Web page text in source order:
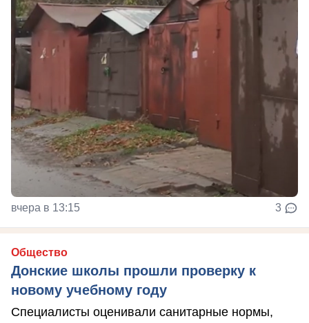
вчера в 13:15 3
Общество
Донские школы прошли проверку к
новому учебному году
Специалисты оценивали санитарные нормы,